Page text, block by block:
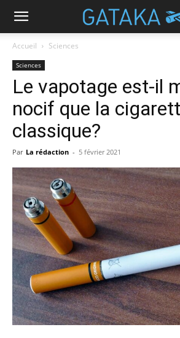
Accueil Sciences
Sciences
Le vapotage est-il
nocif que la
classique?
Par La rédaction - 5 février 2021